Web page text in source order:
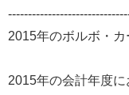
2015年のボルボ・
2015年の会計年度